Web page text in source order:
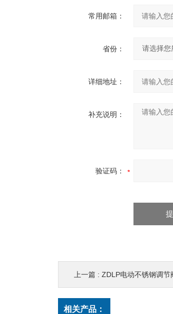
常用邮箱：
省份：
详细地址：
补充说明：
验证码：
上一篇 : ZDLP电动不锈钢调节
相关产品：